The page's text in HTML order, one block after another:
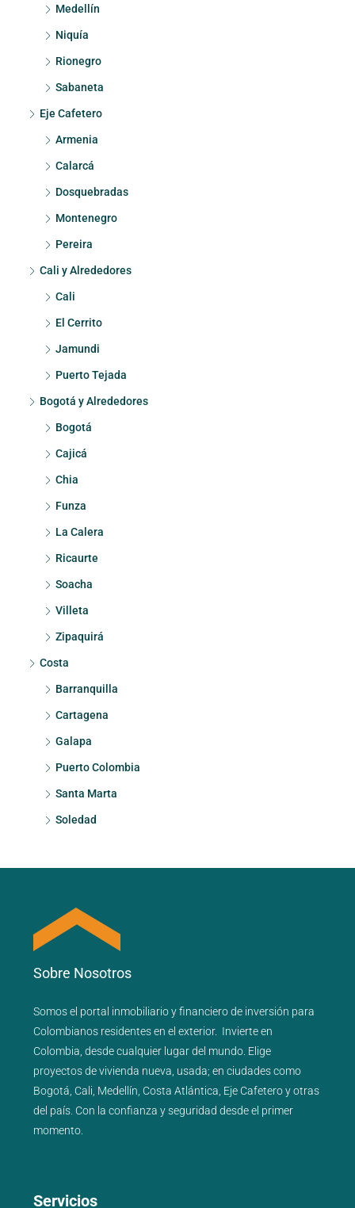
Medellín
Niquía
Rionegro
Sabaneta
Eje Cafetero
Armenia
Calarcá
Dosquebradas
Montenegro
Pereira
Cali y Alrededores
Cali
El Cerrito
Jamundi
Puerto Tejada
Bogotá y Alrededores
Bogotá
Cajicá
Chia
Funza
La Calera
Ricaurte
Soacha
Villeta
Zipaquirá
Costa
Barranquilla
Cartagena
Galapa
Puerto Colombia
Santa Marta
Soledad
Sobre Nosotros
Somos el portal inmobiliarioyfinancierode inversión para
Colombianos residentes en el exterior. Invierte en
Colombia, desde cualquier lugar del mundo. Elige
proyectos devivienda nueva usada; en ciudades como
Bogotá Cali Medellín Costa Atlántica Eje Cafeteroyotras
del país . Con la confianza y seguridad desde el primer
momento.
Servicios